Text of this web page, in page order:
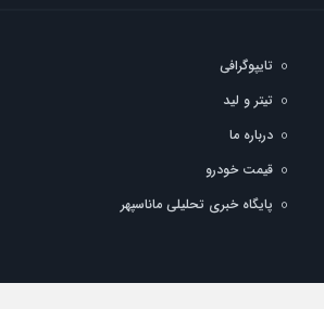
تایپوگرافی
تیتر و لید
درباره ما
قیمت خودرو
پایگاه خبری تحلیلی ماناسپهر